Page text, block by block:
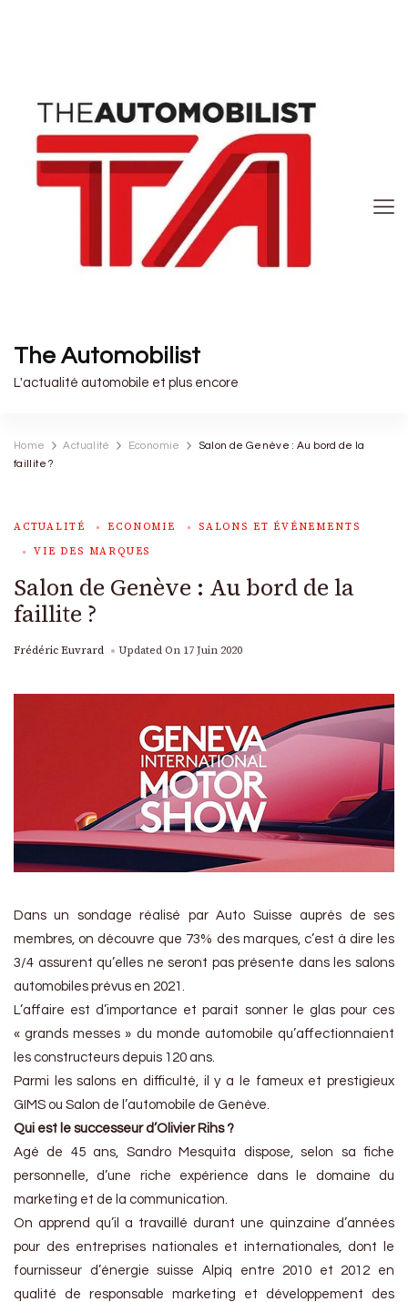
The Automobilist
L'actualité automobile et plus encore
Home Actualité Economie
Salon de Genève : Au bord de la
faillite ?
ACTUALITÉ ECONOMIE
SALONS ET ÉVÉNEMENTS
VIE DES MARQUES
Salon de Genève : Au bord de la
faillite ?
Frédéric Euvrard Updated On 17 Juin 2020
Dans un sondage réalisé par Auto Suisse auprès de ses
membres, on découvre que 73% des marques, c’est à dire les
3/4 assurent qu’elles ne seront pas présente dans les salons
automobiles prévus en 2021.
L’affaire est d’importance et parait sonner le glas pour ces
« grands messes » du monde automobile qu’affectionnaient
les constructeurs depuis 120 ans.
Parmi les salons en difficulté, il y a le fameux et prestigieux
GIMS ou Salon de l’automobile de Genève.
Qui est le successeur d’Olivier Rihs ?
Agé de 45 ans, Sandro Mesquita dispose, selon sa fiche
personnelle, d’une riche expérience dans le domaine du
marketing et de la communication.
On apprend qu’il a travaillé durant une quinzaine d’années
pour des entreprises nationales et internationales, dont le
fournisseur d’énergie suisse Alpiq entre 2010 et 2012 en
qualité de responsable marketing et développement des